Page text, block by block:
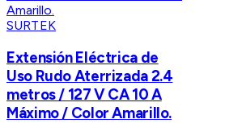
SURTEK
Extensión Eléctrica de
Uso Rudo Aterrizada 2.4
metros / 127 V CA 10 A
Máximo / Color Amarillo.